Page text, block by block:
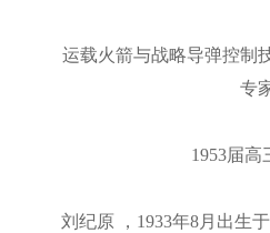
运载火箭与战略导弹控制
专
1953届高
刘纪原 ，1933年8月出生